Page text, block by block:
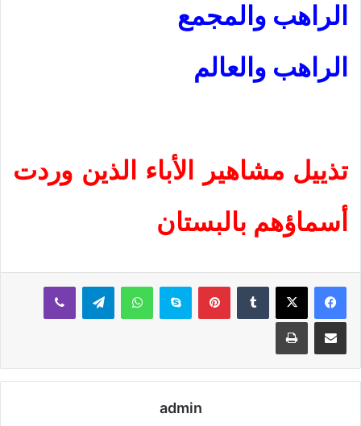
الراهب والمجمع
الراهب والعالم
تذييل مشاهير الأباء الذين وردت
أسماؤهم بالبستان
بينتيريستسكايب واتساب تيلقرام ڤايبر
مشاركة عبر البريد طباعة
admin